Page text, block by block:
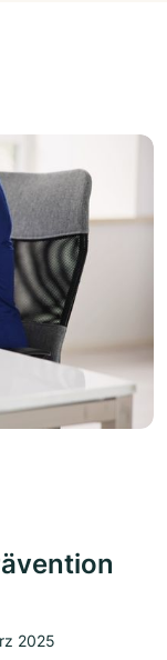
2025